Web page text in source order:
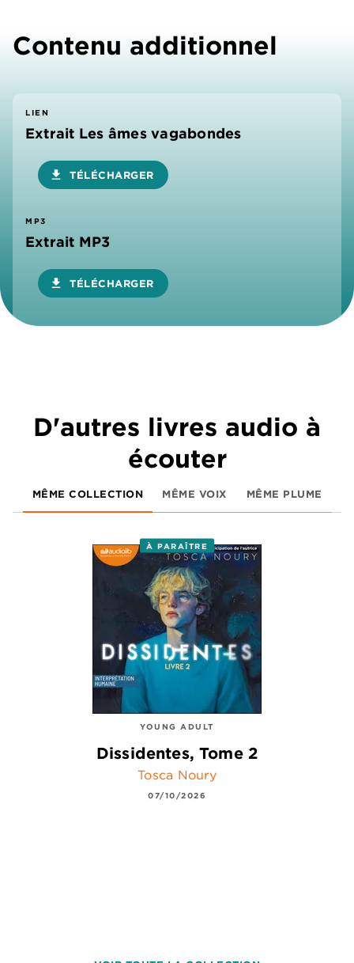
Contenu additionnel
LIEN
Extrait Les âmes vagabondes
download TÉLÉCHARGER
MP3
Extrait MP3
download TÉLÉCHARGER
D'autres livres audio à
écouter
MÊME COLLECTION MÊME VOIX MÊME PLUME
À PARAÎTRE
YOUNG ADULT
Dissidentes, Tome 2
Tosca Noury
07/10/2026